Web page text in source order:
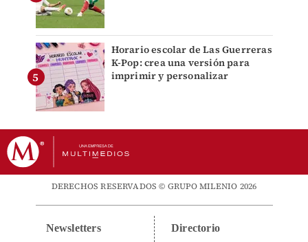
Horario escolar de Las Guerreras
K-Pop: crea una versión para
imprimir y personalizar
DERECHOS RESERVADOS © GRUPO MILENIO 2026
Newsletters Directorio